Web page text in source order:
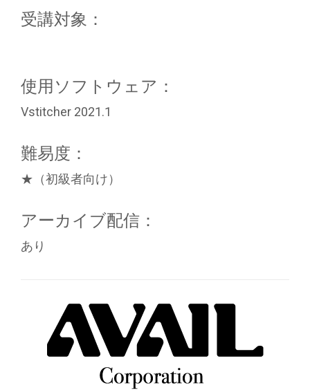
受講対象：
使用ソフトウェア：
Vstitcher 2021.1
難易度：
★（初級者向け）
アーカイブ配信：
あり